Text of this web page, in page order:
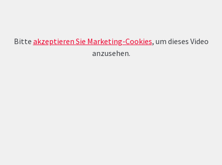
Bitte akzeptieren Sie Marketing-Cookies, um dieses Video
anzusehen.